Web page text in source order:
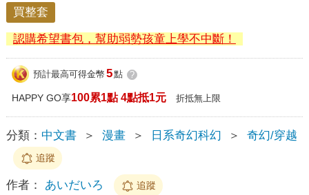
買整套
認購希望書包，幫助弱勢孩童上學不中斷！
預計最高可得金幣 5點 ?
HAPPY GO享100累1點 4點抵1元 折抵無上限
分類： 中文書 ＞ 漫畫 ＞ 日系奇幻科幻 ＞ 奇幻/穿越
追蹤
作者： あいだいろ 追蹤